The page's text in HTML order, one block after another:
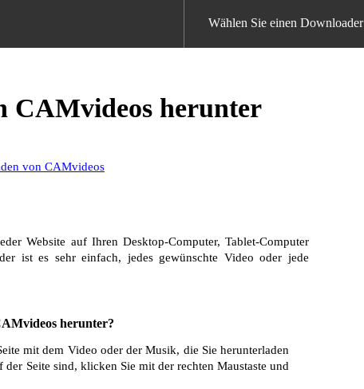
Wählen Sie einen Downloader
CAMvideos herunter
von CAMvideos
Website auf Ihren Desktop-Computer, Tablet-Computer
ist es sehr einfach, jedes gewünschte Video oder jede
herunter?
mit dem Video oder der Musik, die Sie herunterladen
Seite sind, klicken Sie mit der rechten Maustaste und